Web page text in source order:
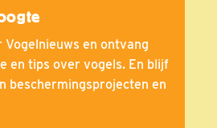
Vogelnieuws en ontvang
en tips over vogels. En blijf
beschermingsprojecten en